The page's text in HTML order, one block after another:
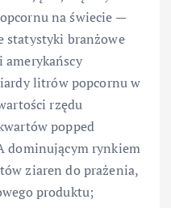
na świecie —
statystyki branżowe
amerykańscy
litrów popcornu w
rzędu
popped
dominującym rynkiem
ziaren do prażenia,
produktu;